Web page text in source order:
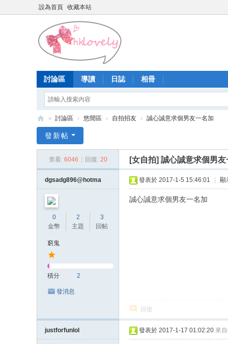
設為首頁 收藏本站
討論區 導讀 日誌 相冊
港
» 討論區 › 悠閒區 › 自拍招友 › 誠心誠意求個男友一名加
發新帖
查看: 6046 回復: 20 [女自拍] 誠心誠意求個男友
dgsadg896@hotma
0
金幣
2
主題
3
回帖
窮鬼
積分 2
發消息
發表於 2017-1-5 15:46:01 顯
誠心誠意求個男友一名加
回復
justforfunlol 發表於 2017-1-17 01:02:20 來